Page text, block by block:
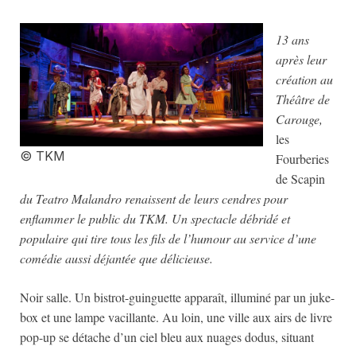
© TKM
13 ans
après leur
création au
Théâtre de
Carouge,
les
Fourberies
de Scapin
du Teatro Malandro renaissent de leurs cendres pour
enflammer le public du TKM. Un spectacle débridé et
populaire qui tire tous les fils de l’humour au service d’une
comédie aussi déjantée que délicieuse.
Noir salle. Un bistrot-guinguette apparaît, illuminé par un juke-
box et une lampe vacillante. Au loin, une ville aux airs de livre
pop-up se détache d’un ciel bleu aux nuages dodus, situant